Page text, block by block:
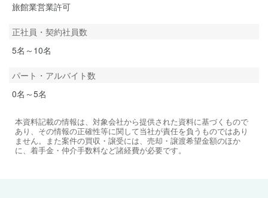
旅館業営業許可
正社員・契約社員数
5名～10名
パート・アルバイト数
0名～5名
本資料記載の情報は、対象会社から提供された資料に基づくもので
あり、その情報の正確性等に関して当社が責任を負うものではあり
ません。また案件の買収・譲受には、売却・譲渡希望金額のほか
に、着手金・仲介手数料など諸経費が必要です。